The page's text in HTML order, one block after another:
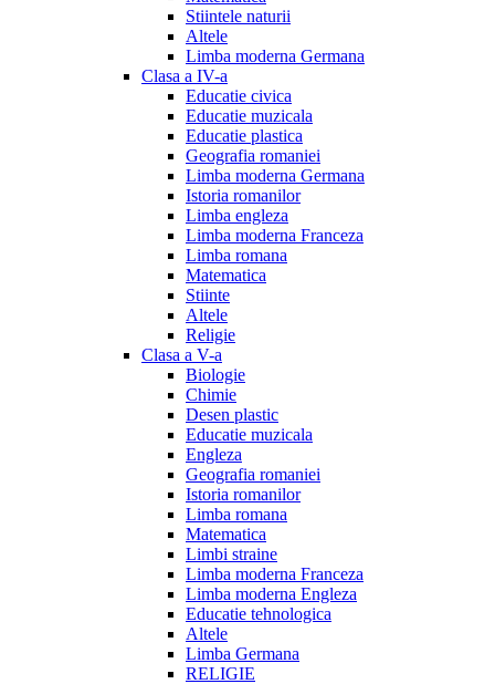
Stiintele naturii
Altele
Limba moderna Germana
Clasa a IV-a
Educatie civica
Educatie muzicala
Educatie plastica
Geografia romaniei
Limba moderna Germana
Istoria romanilor
Limba engleza
Limba moderna Franceza
Limba romana
Matematica
Stiinte
Altele
Religie
Clasa a V-a
Biologie
Chimie
Desen plastic
Educatie muzicala
Engleza
Geografia romaniei
Istoria romanilor
Limba romana
Matematica
Limbi straine
Limba moderna Franceza
Limba moderna Engleza
Educatie tehnologica
Altele
Limba Germana
RELIGIE